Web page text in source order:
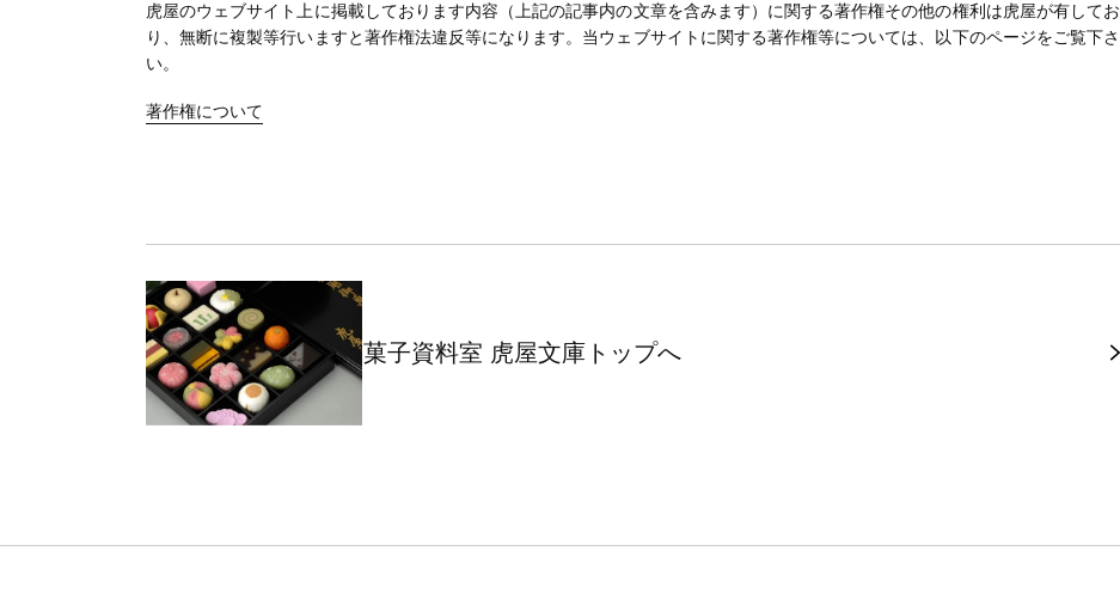
虎屋のウェブサイト上に掲載しております内容（上記の記事内の文章を含みます）に関する著作権その他の権利は虎屋が有してお
り、無断に複製等行いますと著作権法違反等になります。当ウェブサイトに関する著作権等については、以下のページをご覧下さ
い。
著作権について
菓子資料室 虎屋文庫トップへ